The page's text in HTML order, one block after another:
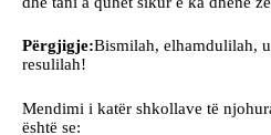
Përgjigje:Bismilah, elhamdulilah,
resulilah!
Mendimi i katër shkollave të
është se: